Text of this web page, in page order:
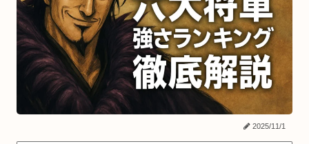
2025/11/1